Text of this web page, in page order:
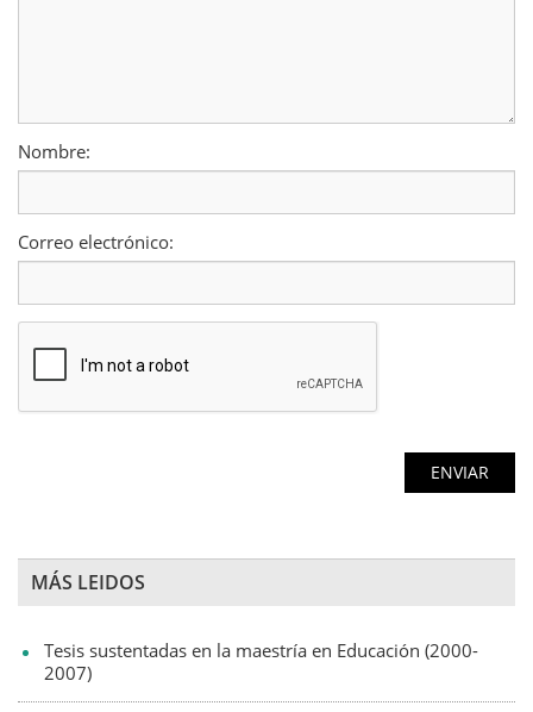
Nombre:
Correo electrónico:
MÁS LEIDOS
Tesis sustentadas en la maestría en Educación (2000-
2007)